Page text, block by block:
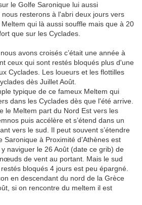
le Golfe Saronique lui aussi
resterons à l'abri deux jours vers
qui là aussi souffle mais que à 20
que sur les Cyclades.
avons croisés c’était une année à
ceux qui sont restés bloqués plus d'une
Cyclades. Les loueurs et les flottilles
dès Juillet Août.
typique de ce fameux Meltem qui
dans les Cyclades dès que l'été arrive.
le Meltem part du Nord Est vers les
puis accélère et s’étend dans un
vers le sud. Il peut souvent s’étendre
Saronique à Proximité d’Athènes est
naviguer le 26 Août (date ce grib) de
de vent au portant. Mais le sud
bloqués 4 jours est peu épargné.
en descendant du nord de la Grèce
si on rencontre du meltem il est